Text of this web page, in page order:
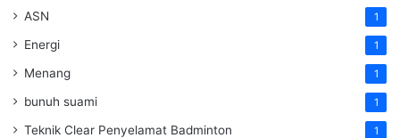
ASN 1
Energi 1
Menang 1
bunuh suami 1
Teknik Clear Penyelamat Badminton 1